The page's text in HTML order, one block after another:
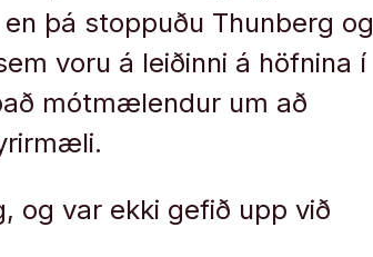
þá stoppuðu Thunberg og
voru á leiðinni á höfnina í
mótmælendur um að
og var ekki gefið upp við